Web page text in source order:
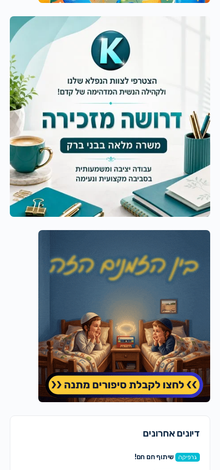
דיונים אחרונים
גרפיקה שיתוף חם חם!